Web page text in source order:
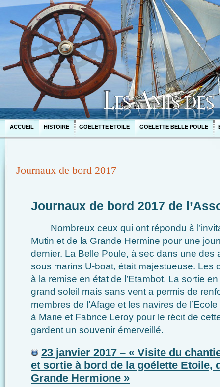
ACCUEIL HISTOIRE GOELETTE ETOILE GOELETTE BELLE POULE
Journaux de bord 2017
Journaux de bord 2017 de
Nombreux ceux qui ont répondu à
Mutin et de la Grande Hermine pour une
dernier. La Belle Poule, à sec dans une des
sous marins U-boat, était majestueuse. Les
à la remise en état de l’Etambot. La sortie
grand soleil mais sans vent a permis de
membres de l’Afage et les navires de
à Marie et Fabrice Leroy pour le récit de
gardent un souvenir émerveillé.
23 janvier 2017 – « Visite du
et sortie à bord de la goélette Etoile,
Grande Hermione »